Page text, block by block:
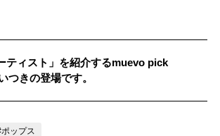
#HR/HM #女性シンガー
覧ティスト」を紹介するmuevo pick
つきの登場です。
ップス